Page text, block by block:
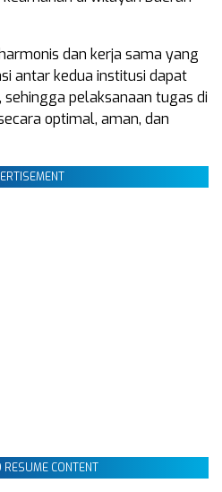
dan kerja sama yang
antar kedua institusi dapat
pelaksanaan tugas di
optimal, aman, dan
RESUME CONTENT